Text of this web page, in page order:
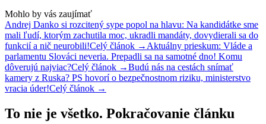
Mohlo by vás zaujímať
Andrej Danko si rozcitený sype popol na hlavu: Na kandidátke sme
mali ľudí, ktorým zachutila moc, ukradli mandáty, dovydierali sa do
funkcií a nič neurobili!Celý článok → Aktuálny prieskum: Vláde a
parlamentu Slováci neveria. Prepadli sa na samotné dno! Komu
dôverujú najviac?Celý článok →Budú nás na cestách snímať
kamery z Ruska? PS hovorí o bezpečnostnom riziku, ministerstvo
vracia úder!Celý článok →
To nie je všetko. Pokračovanie článku